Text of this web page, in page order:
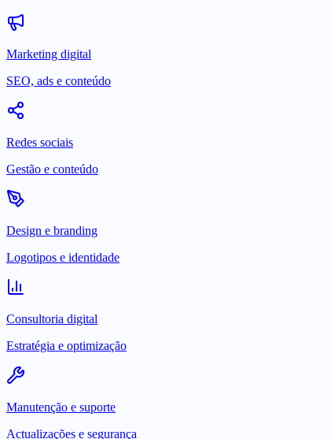
Marketing digital
SEO, ads e conteúdo
Redes sociais
Gestão e conteúdo
Design e branding
Logotipos e identidade
Consultoria digital
Estratégia e optimização
Manutenção e suporte
Actualizações e segurança